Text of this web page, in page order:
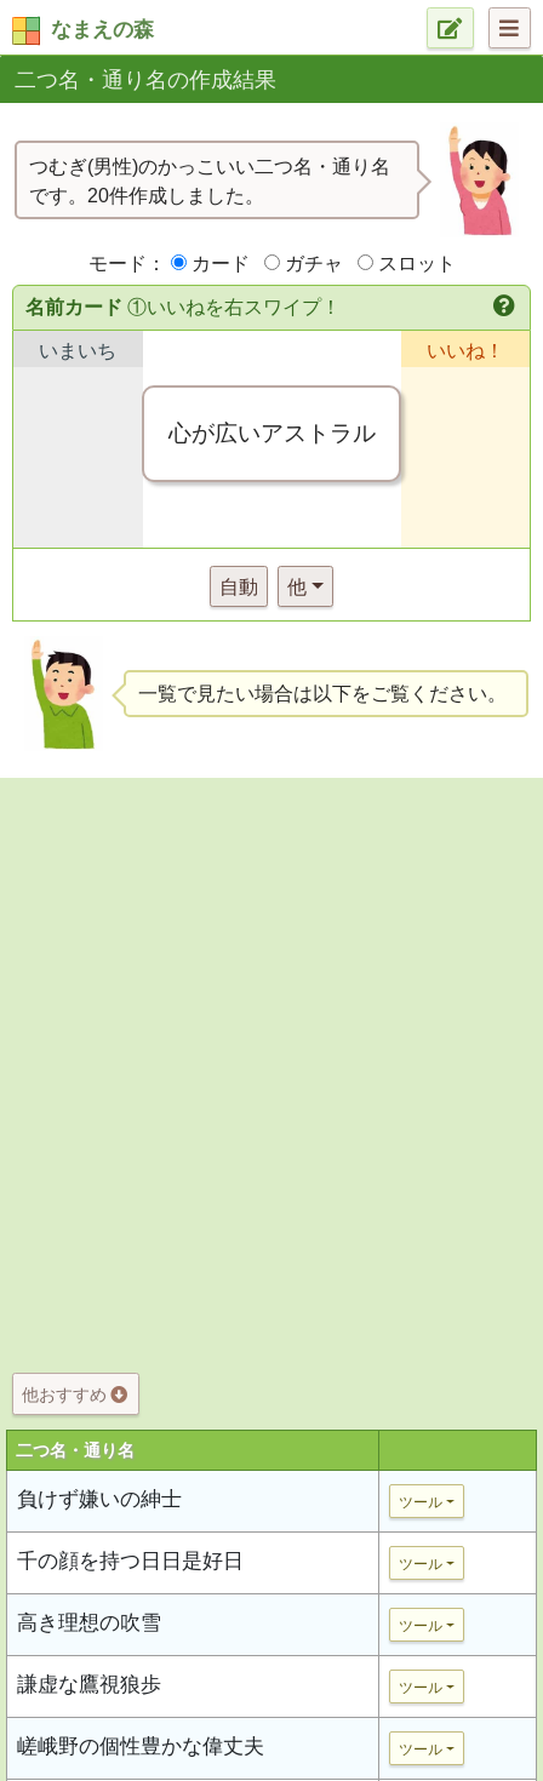
なまえの森
二つ名・通り名の作成結果
つむぎ(男性)のかっこいい二つ名・通り名
です。20件作成しました。
モード： カード ガチャ スロット
名前カード ①いいねを右スワイプ！
いまいち
心が広いアストラル
いいね！
自動 他
一覧で見たい場合は以下をご覧ください。
他おすすめ
二つ名・通り名
負けず嫌いの紳士 ツール
千の顔を持つ日日是好日 ツール
高き理想の吹雪 ツール
謙虚な鷹視狼歩 ツール
嵯峨野の個性豊かな偉丈夫 ツール